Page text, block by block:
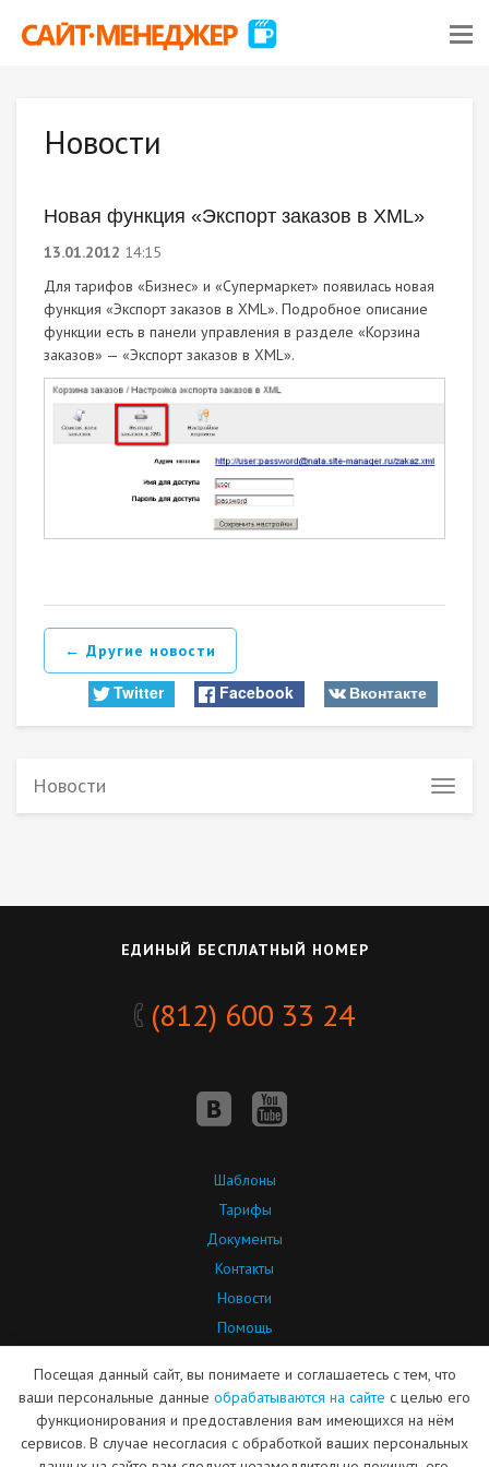
Новости
Новая функция «Экспорт заказов в XML»
13.01.2012 14:15
Для тарифов «Бизнес» и «Супермаркет» появилась новая
функция «Экспорт заказов в XML». Подробное описание
функции есть в панели управления в разделе «Корзина
заказов» — «Экспорт заказов в XML».
← Другие новости
Twitter Facebook Вконтакте
Новости
ЕДИНЫЙ БЕСПЛАТНЫЙ НОМЕР
(812) 600 33 24
Шаблоны
Тарифы
Документы
Контакты
Новости
Помощь
Партнерская программа
© ООО «Сайт-Менеджер»
Дизайн сайта — ARTW
Посещая данный сайт, вы понимаете и соглашаетесь с тем, что
ваши персональные данные обрабатываются на сайте с целью его
функционирования и предоставления вам имеющихся на нём
сервисов. В случае несогласия с обработкой ваших персональных